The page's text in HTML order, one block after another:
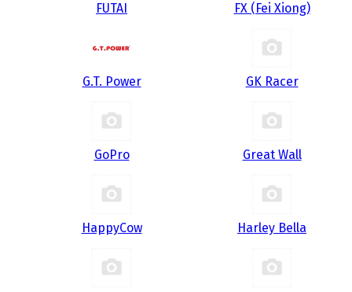
FUTAI FX (Fei Xiong)
G.T. Power GK Racer
GoPro Great Wall
HappyCow Harley Bella